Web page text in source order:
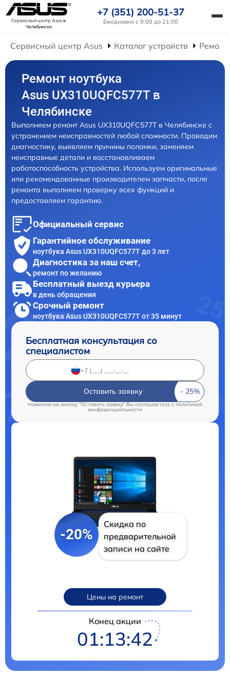
Сервисный центр Asusв
Челябинске
+7 (351) 200-51-37
Ежедневно с 9:00 до 21:00
Сервисный центр Asus Каталог устройств
Ремонт ноутбука
Asus UX310UQFC577T в
Челябинске
Выполняем ремонт Asus UX310UQFC577T в Челябинске с
устранением неисправностей любой сложности. Проводим
диагностику, выявляем причины поломки, заменяем
неисправные детали и восстанавливаем
работоспособность устройства. Используем оригинальные
или рекомендованные производителем запчасти, после
ремонта выполняем проверку всех функций и
предоставляем гарантию.
Официальный сервис
Гарантийное обслуживание
ноутбука Asus UX310UQFC577T до 3 лет
Диагностика за наш счет,
ремонт по желанию
Бесплатный выезд курьера
в день обращения
Срочный ремонт
ноутбука Asus UX310UQFC577T от 35 минут
Бесплатная консультация со
специалистом
Оставить заявку
Нажимая на кнопку "Оставить заявку" Вы соглашаетесь c политикой
конфиденциальности
-20%
Скидка по
предварительной
записи на сайте
Цены на ремонт
Конец акции
01:13:41